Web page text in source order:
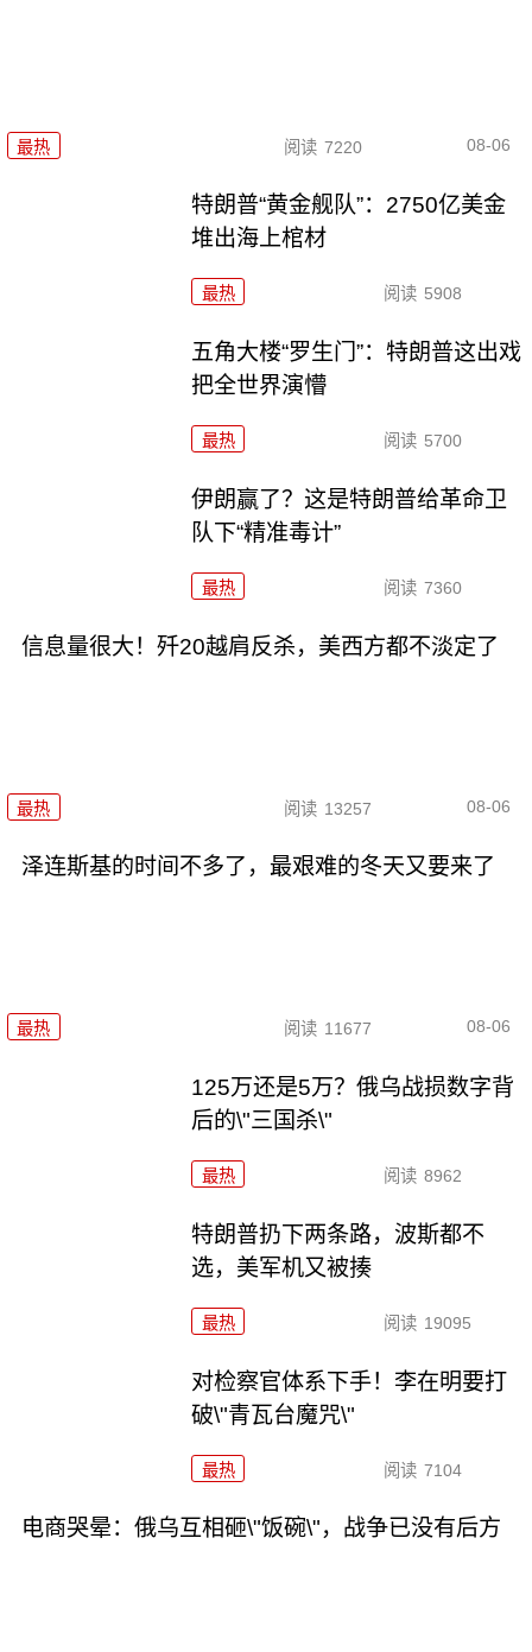
最热 阅读 7220 08-06
特朗普“黄金舰队”：2750亿美金
堆出海上棺材
最热 阅读 5908
五角大楼“罗生门”：特朗普这出戏
把全世界演懵
最热 阅读 5700
伊朗赢了？这是特朗普给革命卫
队下“精准毒计”
最热 阅读 7360
信息量很大！歼20越肩反杀，美西方都不淡定了
最热 阅读 13257 08-06
泽连斯基的时间不多了，最艰难的冬天又要来了
最热 阅读 11677 08-06
125万还是5万？俄乌战损数字背
后的\"三国杀\"
最热 阅读 8962
特朗普扔下两条路，波斯都不
选，美军机又被揍
最热 阅读 19095
对检察官体系下手！李在明要打
破\"青瓦台魔咒\"
最热 阅读 7104
电商哭晕：俄乌互相砸\"饭碗\"，战争已没有后方